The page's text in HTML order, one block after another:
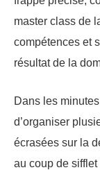
master class de
compétences et
résultat de la
Dans les
d’organiser
écrasées sur la
au coup de sifflet